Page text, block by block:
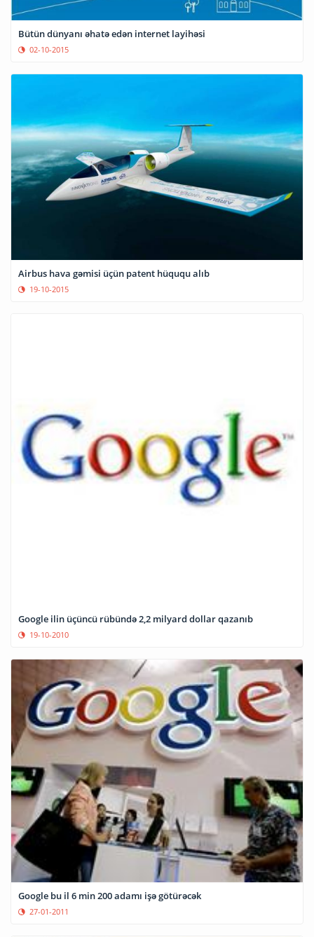
Bütün dünyanı əhatə edən internet layihəsi
02-10-2015
Airbus hava gəmisi üçün patent hüququ alıb
19-10-2015
Google ilin üçüncü rübündə 2,2 milyard dollar qazanıb
19-10-2010
Google bu il 6 min 200 adamı işə götürəcək
27-01-2011